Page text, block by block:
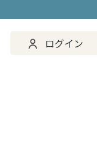
ヘルパーになるログイン